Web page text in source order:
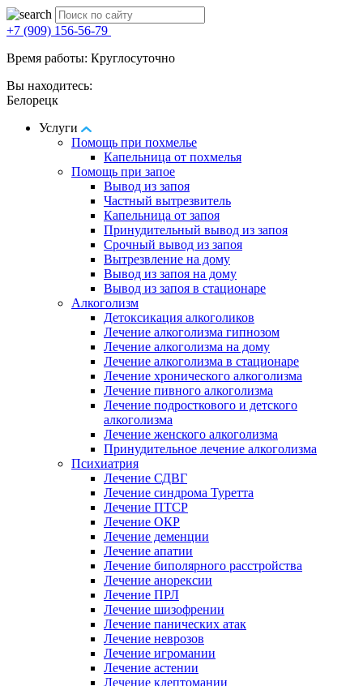
+7 (909) 156-56-79
Время работы: Круглосуточно
Вы находитесь:
Белорецк
Услуги
Помощь при похмелье
Капельница от похмелья
Помощь при запое
Вывод из запоя
Частный вытрезвитель
Капельница от запоя
Принудительный вывод из запоя
Срочный вывод из запоя
Вытрезвление на дому
Вывод из запоя на дому
Вывод из запоя в стационаре
Алкоголизм
Детоксикация алкоголиков
Лечение алкоголизма гипнозом
Лечение алкоголизма на дому
Лечение алкоголизма в стационаре
Лечение хронического алкоголизма
Лечение пивного алкоголизма
Лечение подросткового и детского
алкоголизма
Лечение женского алкоголизма
Принудительное лечение алкоголизма
Психиатрия
Лечение СДВГ
Лечение синдрома Туретта
Лечение ПТСР
Лечение ОКР
Лечение деменции
Лечение апатии
Лечение биполярного расстройства
Лечение анорексии
Лечение ПРЛ
Лечение шизофрении
Лечение панических атак
Лечение неврозов
Лечение игромании
Лечение астении
Лечение клептомании